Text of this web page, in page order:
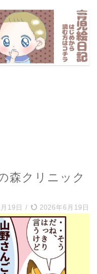
森クリニック
19日 / 2026年6月19日